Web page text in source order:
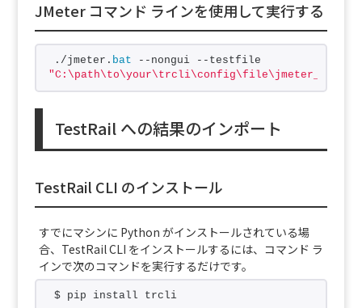
JMeter コマンド ラインを使用して実行する
./jmeter. bat
TestRail への結果のインポート
TestRail CLI のインストール
すでにマシンに Python がインストールされている場
合、TestRail CLI をインストールするには、コマンド ラ
インで次のコマンドを実行するだけです。
$ pip install trcli